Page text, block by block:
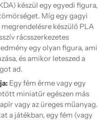
készül egy egyedi figura,
Míg egy gagyi
készülő PLA
rácsszerkezetes
egy olyan figura, ami
és amikor leteszed a
ad.
Egy fém érme vagy egy
miniatűr egészen más
vagy az üreges műanyag.
a játékban, egy fém (vagy